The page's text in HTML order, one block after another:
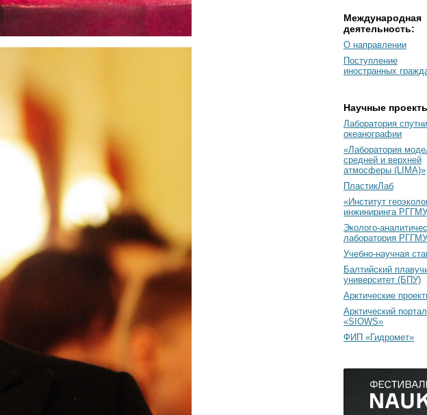
Международная
деятельность:
О направлении
Поступление
иностранных
Научные
Лаборатория
океанографии
«Лаборатория
средней и верхней
атмосферы (LIMA)»
ПластикЛаб
«Институт
инжиниринга
Эколого-
лаборатория РГГМУ
Учебно-научная
Балтийский
университет (БПУ)
Арктические
Арктический портал
«SIOWS»
ФИП «Гидромет»